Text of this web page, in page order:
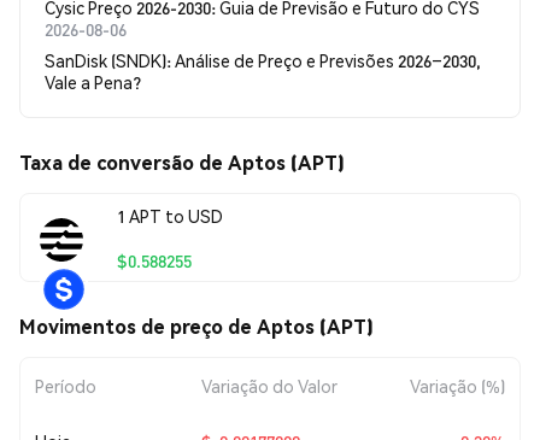
Cysic Preço 2026-2030: Guia de Previsão e Futuro do CYS
2026-08-06
SanDisk (SNDK): Análise de Preço e Previsões 2026–2030,
Vale a Pena?
Taxa de conversão de Aptos (APT)
1 APT to USD
$0.588255
Movimentos de preço de Aptos (APT)
Período Variação do Valor Variação (%)